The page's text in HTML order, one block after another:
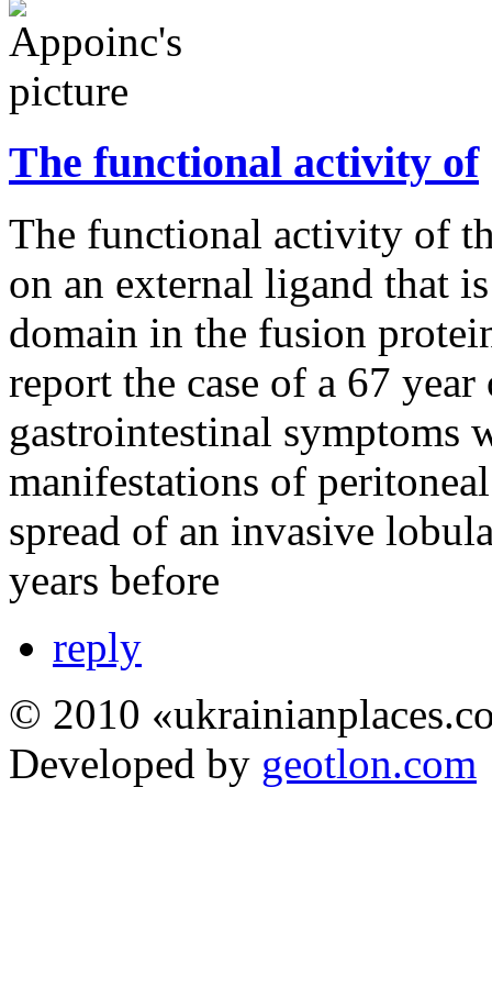
The functional activity of
The functional activity of
on an external ligand that
domain in the fusion
report the case of a 67
gastrointestinal symptoms
manifestations of
spread of an invasive
years before
reply
© 2010
Developed by geotlon.com